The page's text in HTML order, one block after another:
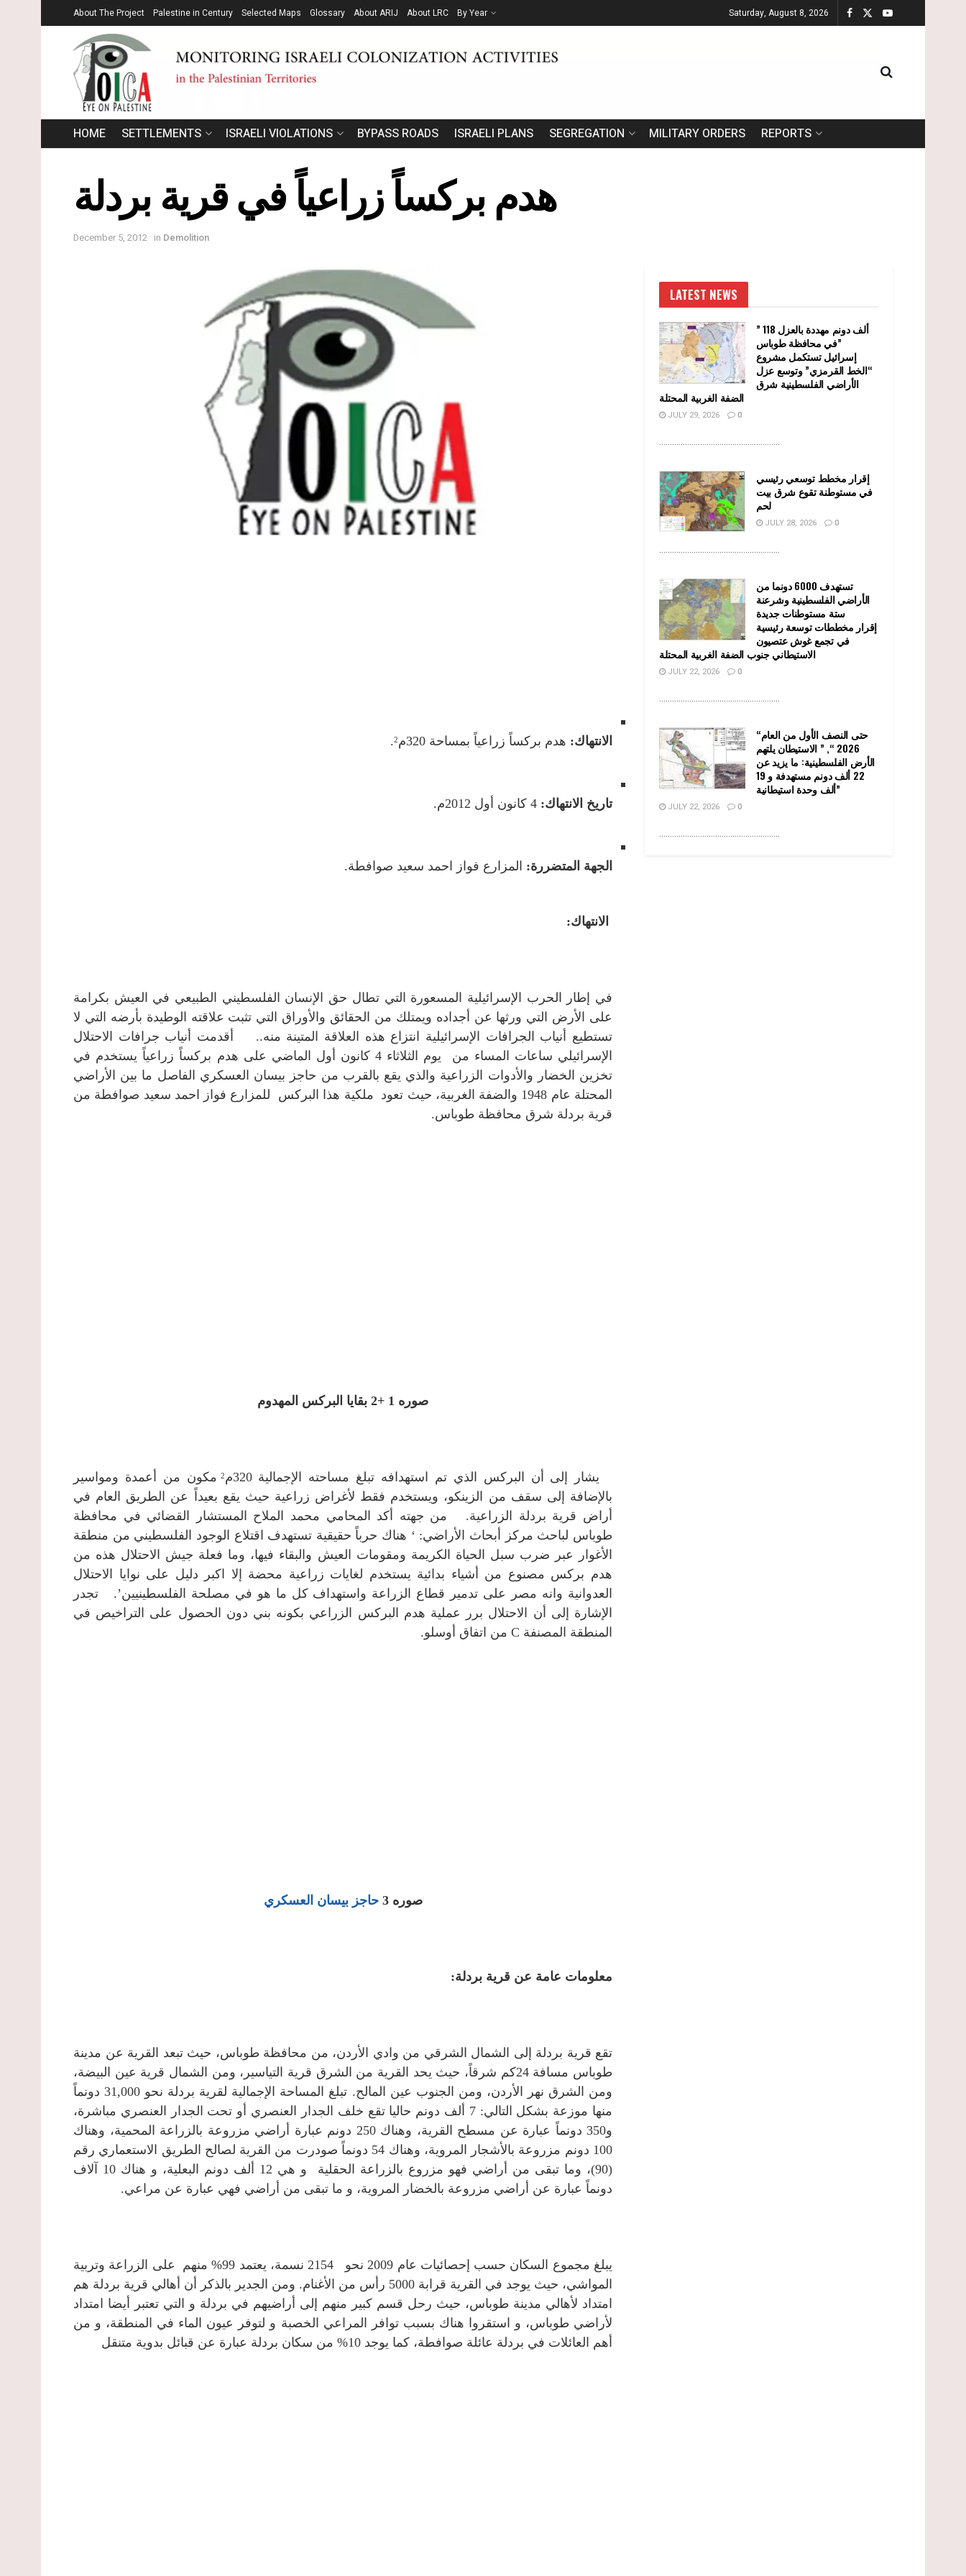
About The Project Palestine in Century Selected Maps Glossary About ARIJ About LRC By Year Saturday, August 8, 2026
HOME SETTLEMENTS ISRAELI VIOLATIONS BYPASS ROADS ISRAELI PLANS SEGREGATION MILITARY ORDERS REPORTS
هدم بركساً زراعياً في قرية بردلة
December 5, 2012 in Demolition
الانتهاك: هدم بركساً زراعياً بمساحة 320م 2
.
تاريخ الانتهاك:
الجهة المتضررة: المزارع فواز احمد سعيد صوافطة.
الانتهاك:
في إطار الحرب الإسرائيلية المسعورة التي تطال حق الإنسان الفلسطيني الطبيعي في العيش بكرامة
على الأرض التي ورثها عن أجداده ويمتلك من الحقائق والأوراق التي تثبت علاقته الوطيدة بأرضه التي لا
تستطيع أنياب الجرافات الإسرائيلية انتزاع هذه العلاقة المتينة منه..
أقدمت أنياب جرافات الاحتلال
الإسرائيلي ساعات المساء من يوم الثلاثاء 4 كانون أول الماضي على هدم بركساً زراعياً يستخدم في
تخزين الخضار والأدوات الزراعية والذي يقع بالقرب من حاجز بيسان العسكري الفاصل ما بين الأراضي
المحتلة عام 1948 والضفة الغربية، حيث تعود ملكية هذا البركس للمزارع فواز احمد سعيد صوافطة من
قرية بردلة شرق محافظة طوباس.
صوره 1 +2 بقايا البركس المهدوم
يشار إلى أن البركس الذي تم استهدافه تبلغ مساحته الإجمالية 320م 2 مكون من أعمدة ومواسير
بالإضافة إلى سقف من الزينكو، ويستخدم فقط لأغراض زراعية حيث يقع بعيداً عن الطريق العام في
أراض قرية بردلة الزراعية.
من جهته أكد المحامي محمد الملاح المستشار القضائي في محافظة
طوباس لباحث مركز أبحاث الأراضي: ‘ هناك حرباً حقيقية تستهدف اقتلاع الوجود الفلسطيني من منطقة
الأغوار عبر ضرب سبل الحياة الكريمة ومقومات العيش والبقاء فيها، وما فعلة جيش الاحتلال هذه من
هدم بركس مصنوع من أشياء بدائية يستخدم لغايات زراعية محضة إلا اكبر دليل على نوايا الاحتلال
العدوانية وانه مصر على تدمير قطاع الزراعة واستهداف كل ما هو في مصلحة الفلسطينيين’.
تجدر
الإشارة إلى أن الاحتلال برر عملية هدم البركس الزراعي بكونه بني دون الحصول على التراخيص في
المنطقة المصنفة C من اتفاق أوسلو.
صوره 3 حاجز بيسان العسكري
معلومات عامة عن قرية بردلة:
تقع قرية بردلة إلى الشمال الشرقي من وادي الأردن، من محافظة طوباس، حيث تبعد القرية عن مدينة
طوباس مسافة 24كم شرقاً، حيث يحد القرية من الشرق قرية التياسير، ومن الشمال قرية عين البيضة،
ومن الشرق نهر الأردن، ومن الجنوب عين المالح.
تبلغ المساحة الإجمالية لقرية بردلة نحو 31,000 دونماً
منها موزعة بشكل التالي: 7 ألف دونم حاليا تقع خلف الجدار العنصري أو تحت الجدار العنصري مباشرة،
و350 دونماً عبارة عن مسطح القرية، وهناك 250 دونم عبارة أراضي مزروعة بالزراعة المحمية، وهناك
100 دونم مزروعة بالأشجار المروية، وهناك 54 دونماً صودرت من القرية لصالح الطريق الاستعماري رقم
(90)، وما تبقى من أراضي فهو مزروع بالزراعة الحقلية و هي 12 ألف دونم البعلية، و هناك 10 آلاف
دونماً عبارة عن أراضي مزروعة بالخضار المروية، و ما تبقى من أراضي فهي عبارة عن مراعي.
يبلغ مجموع السكان حسب إحصائيات عام 2009 نحو 2154 نسمة، يعتمد 99% منهم على الزراعة وتربية
المواشي، حيث يوجد في القرية قرابة 5000 رأس من الأغنام.
ومن الجدير بالذكر أن أهالي قرية بردلة هم
امتداد لأهالي مدينة طوباس، حيث رحل قسم كبير منهم إلى أراضيهم في بردلة و التي تعتبر أيضا امتداد
لأراضي طوباس، و استقروا هناك بسبب توافر المراعي الخصبة و لتوفر عيون الماء في المنطقة، و من
أهم العائلات في بردلة عائلة صوافطة، كما يوجد 10% من سكان بردلة عبارة عن قبائل بدوية متنقل
LATEST NEWS
” 118 ألف دونم مهددة بالعزل
في محافظة طوباس”
إسرائيل تستكمل مشروع
“الخط القرمزي” وتوسع عزل
الأراضي الفلسطينية شرق
الضفة الغربية المحتلة
JULY 29, 2026 0
........................................................
إقرار مخطط توسعي رئيسي
في مستوطنة تقوع شرق بيت
لحم
JULY 28, 2026 0
........................................................
تستهدف 6000 دونما من
الأراضي الفلسطينية وشرعنة
ستة مستوطنات جديدة
إقرار مخططات توسعة رئيسية
في تجمع غوش عتصيون
الاستيطاني جنوب الضفة الغربية المحتلة
JULY 22, 2026 0
........................................................
“حتى النصف الأول من العام
2026 “, ” الاستيطان يلتهم
الأرض الفلسطينية: ما يزيد عن
22 ألف دونم مستهدفة و 19
ألف وحدة استيطانية”
JULY 22, 2026 0
........................................................